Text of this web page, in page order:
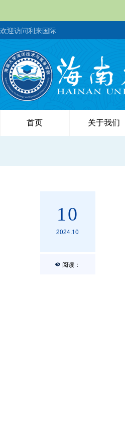
欢迎访问利来国际
首页 关于我们
10
2024.10
阅读：